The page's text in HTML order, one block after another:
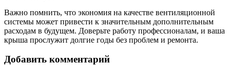
Важно помнить, что экономия на качестве вентиляционной
системы может привести к значительным дополнительным
расходам в будущем. Доверьте работу профессионалам, и ваша
крыша прослужит долгие годы без проблем и ремонта.
Добавить комментарий